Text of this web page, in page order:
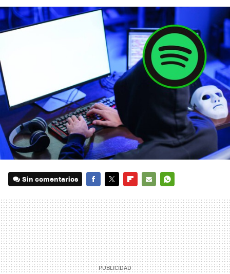
Sin comentarios
MAIL